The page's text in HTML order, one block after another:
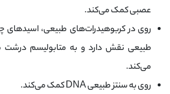
عصبی کمک می‌کند.
روی در کربوهیدرات‌های طبیعی، اسیدهای
طبیعی نقش دارد و به متابولیسم
می‌کند.
روی به سنتز طبیعی DNA کمک می‌کند.